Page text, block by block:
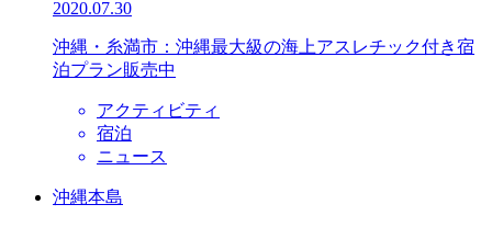
2020.07.30
沖縄・糸満市：沖縄最大級の海上アスレチック付き宿
泊プラン販売中
アクティビティ
宿泊
ニュース
沖縄本島